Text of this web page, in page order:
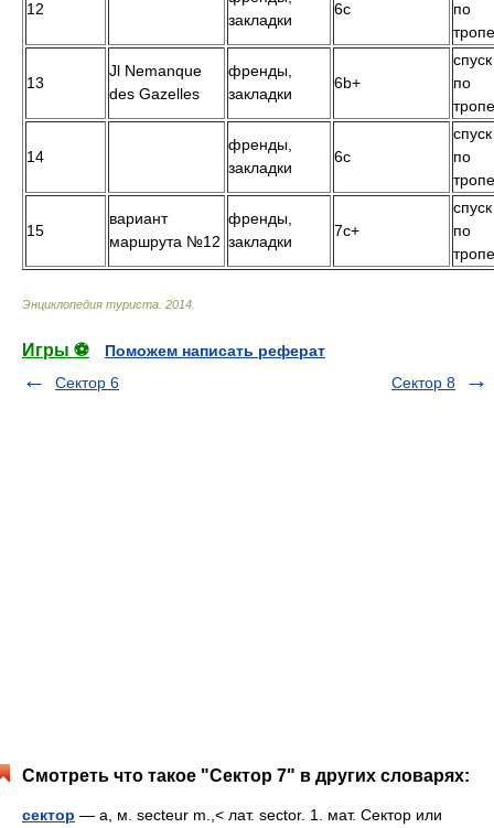
12
закладки
6с
по
тропе
13
Jl Nemanque
des Gazelles
френды,
закладки
6b+
спуск
по
тропе
14
френды,
закладки
6c
спуск
по
тропе
15
вариант
маршрута №12
френды,
закладки
7с+
спуск
по
тропе
Энциклопедия туриста 2014
Игры ⚽
Поможем написать реферат
Сектор 6
Сектор 8
Смотреть что такое "Сектор 7" в других словарях:
сектор — а, м. secteur m.,< лат. sector. 1. мат. Сектор или